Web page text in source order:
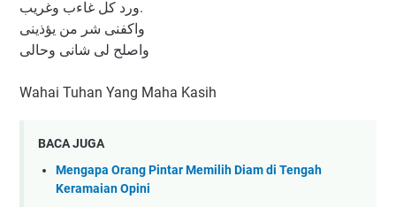
ورد كل غاءب وغريب.
واكفنی شر من يؤذينی
واصلح لی شانی وحالی
Wahai Tuhan Yang Maha Kasih
BACA JUGA
Mengapa Orang Pintar Memilih Diam di Tengah
Keramaian Opini